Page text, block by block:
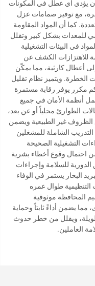
يؤدي أي عطل في المكونات
مع توفير صمامات عزل
كما أن المواد المقاومة
للمعدات بشكل كبير وتقلل
في البيئات التشغيلية
للاهتزازات الكشف عن
أعطال كارثية، مما يمكّن
الخطرة. ويتميز نظام تقليل
مكرر يوفر رقابة مستمرة
أنظمة الأمان في جميع
الطوارئ محلياً أو عن بعد،
الظروف غير الطبيعية ويضمن
الشاملة للمشغلين
التشغيلية الصحيحة
احتمال وقوع أخطاء بشرية
للسلامة وإجراءات
البخار يستمر في الوفاء
التنظيمية طوال عمره
المحافظة موثوقية
يضمن أداءً ثابتاً وحماية
ويقلل من خطر حدوث
العاملين.